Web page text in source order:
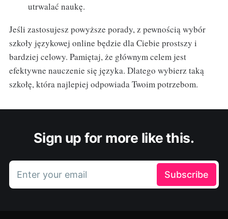
utrwalać naukę.
Jeśli zastosujesz powyższe porady, z pewnością wybór
szkoły językowej online będzie dla Ciebie prostszy i
bardziej celowy. Pamiętaj, że głównym celem jest
efektywne nauczenie się języka. Dlatego wybierz taką
szkołę, która najlepiej odpowiada Twoim potrzebom.
Sign up for more like this.
Enter your email Subscribe